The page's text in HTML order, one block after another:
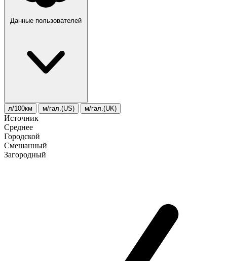
Данные пользователей
л/100км м/гал.(US) м/гал.(UK)
Источник
Среднее
Городской
Смешанный
Загородный